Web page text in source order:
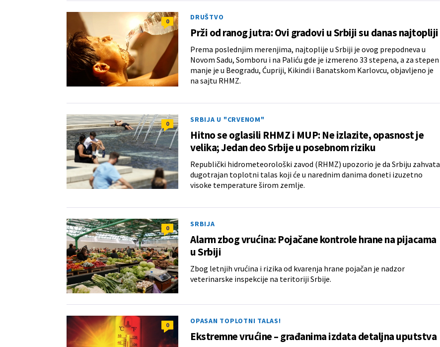
0 DRUŠTVO
Prži od ranog jutra: Ovi gradovi u Srbiji su danas najtopliji
Prema poslednjim merenjima, najtoplije u Srbiji je ovog prepodneva u
Novom Sadu, Somboru i na Paliću gde je izmereno 33 stepena, a za stepen
manje je u Beogradu, Ćupriji, Kikindi i Banatskom Karlovcu, objavljeno je
na sajtu RHMZ.
0 SRBIJA U "CRVENOM"
Hitno se oglasili RHMZ i MUP: Ne izlazite, opasnost je
velika; Jedan deo Srbije u posebnom riziku
Republički hidrometeorološki zavod (RHMZ) upozorio je da Srbiju zahvata
dugotrajan toplotni talas koji će u narednim danima doneti izuzetno
visoke temperature širom zemlje.
0 SRBIJA
Alarm zbog vrućina: Pojačane kontrole hrane na pijacama
u Srbiji
Zbog letnjih vrućina i rizika od kvarenja hrane pojačan je nadzor
veterinarske inspekcije na teritoriji Srbije.
0 OPASAN TOPLOTNI TALAS!
Ekstremne vrućine – građanima izdata detaljna uputstva